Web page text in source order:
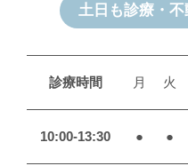
土日も診療・
診療時間 月 火
10:00-13:30 ● ●